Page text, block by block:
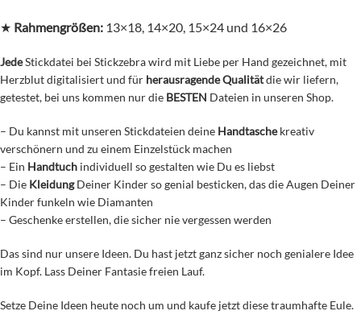
★ Rahmengrößen: 13×18, 14×20, 15×24 und 16×26
JedeStickdatei bei Stickzebra wird mit Liebe per Hand gezeichnet, mit
Herzblut digitalisiert und für herausragende Qualitätdie wir liefern,
getestet, bei uns kommen nur die BESTEN Dateien in unseren Shop.
– Du kannst mit unseren Stickdateien deine Handtaschekreativ
verschönern und zu einem Einzelstück machen
– Ein Handtuch individuell so gestalten wie Du es liebst
– Die KleidungDeiner Kinder so genial besticken, das die Augen Deiner
Kinder funkeln wie Diamanten
– Geschenke erstellen, die sicher nie vergessen werden
Das sind nur unsere Ideen. Du hast jetzt ganz sicher noch genialere Idee
im Kopf. Lass Deiner Fantasie freien Lauf.
Setze Deine Ideen heute noch um und kaufe jetzt diese traumhafte Eule.